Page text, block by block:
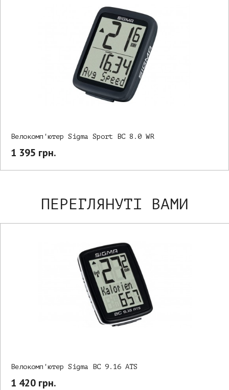
Велокомп'ютер Sigma Sport BC 8.0 WR
1 395 грн.
ПЕРЕГЛЯНУТІ ВАМИ
Велокомп'ютер Sigma BC 9.16 ATS
1 420 грн.